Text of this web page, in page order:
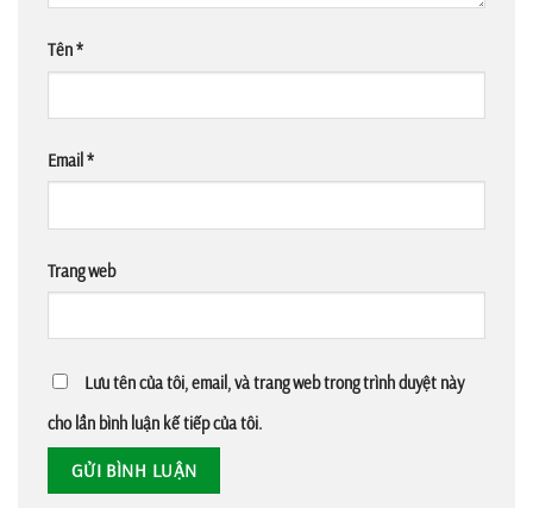
Tên*
Email *
Trang web
Lưu tên của tôi, email, và trang web trong trình duyệt này
cho lần bình luận kế tiếp của tôi.